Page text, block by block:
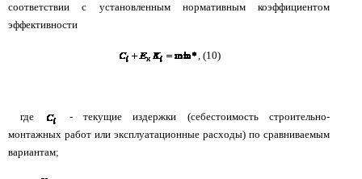
соответствии с установленным нормативным коэффициентом
эффективности
, (10)
где
- текущие издержки (себестоимость строительно-
монтажных работ или эксплуатационные расходы) по сравниваемым
вариантам;